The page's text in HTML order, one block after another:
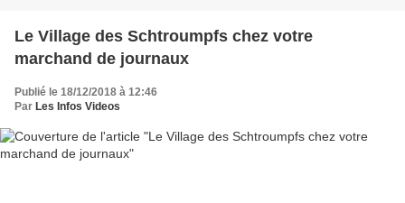
Le Village des Schtroumpfs chez votre
marchand de journaux
Publié le 18/12/2018 à 12:46
Par Les Infos Videos